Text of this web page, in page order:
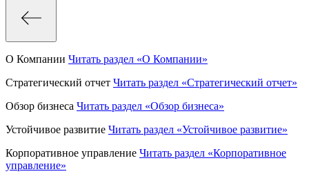
О Компании Читать раздел «О Компании»
Стратегический отчет Читать раздел «Стратегический отчет»
Обзор бизнеса Читать раздел «Обзор бизнеса»
Устойчивое развитие Читать раздел «Устойчивое развитие»
Корпоративное управление Читать раздел «Корпоративное
управление»